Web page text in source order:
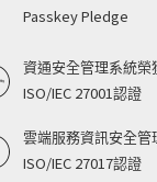
Passkey Pledge
資通安全管理系統榮
ISO/IEC 27001認證
雲端服務資訊安全管
ISO/IEC 27017認證